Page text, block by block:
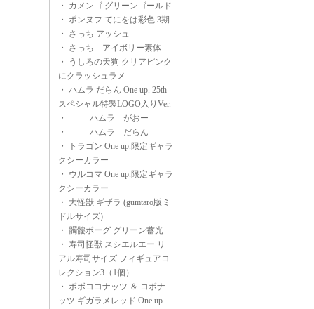
・ カメンゴ グリーンゴールド
・ ポンヌフ てにをは彩色 3期
・ さっち アッシュ
・ さっち アイボリー素体
・
うしろの天狗 クリアピンク
にクラッシュラメ
・ ハムラ だらん One up. 25th
スペシャル特製LOGO入りVer.
・
ハムラ がおー
・
ハムラ だらん
・
トラゴン One up.限定ギャラ
クシーカラー
・ ウルコマ One up.限定ギャラ
クシーカラー
・ 大怪獣 ギザラ (gumtaro版ミ
ドルサイズ)
・ 髑髏ボーグ グリーン蓄光
・ 寿司怪獣 スシエルエー リ
アル寿司サイズ フィギュアコ
レクション3（1個）
・ ボボココナッツ ＆ コボナ
ッツ ギガラメレッド One up.